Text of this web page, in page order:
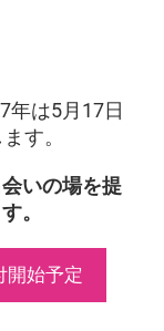
年は5月17日
す。
いの場を提
。
開始予定